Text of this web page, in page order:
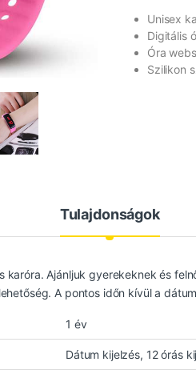
Unisex
Digitális
Óra
Szilikon
Tulajdonságok
karóra. Ajánljuk gyerekeknek és
A pontos időn kívül a
1 év
Dátum kijelzés, 12 órás